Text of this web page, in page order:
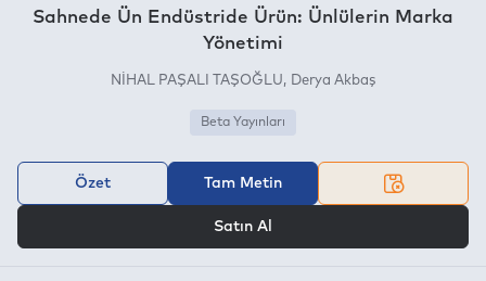
Sahnede Ün Endüstride Ürün: Ünlülerin Marka
Yönetimi
NİHAL PAŞALI TAŞOĞLU Derya Akbaş
Beta Yayınları
Özet Tam Metin
Satın Al